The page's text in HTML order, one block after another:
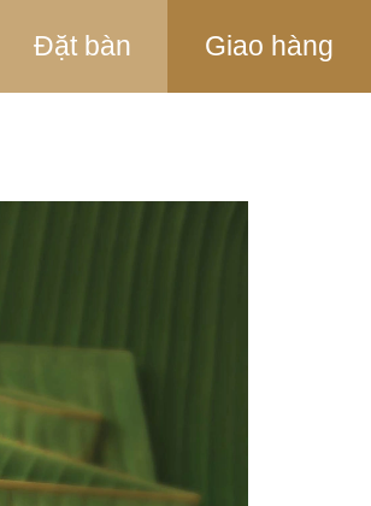
Đặt bàn Giao hàng